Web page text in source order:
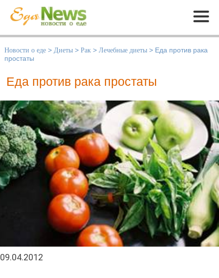
Меню
Новости о еде > Диеты > Рак > Лечебные диеты > Еда против рака
простаты
Еда против рака простаты
09.04.2012